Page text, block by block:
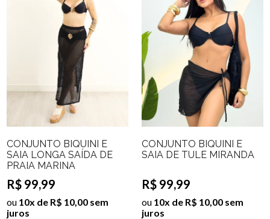
CONJUNTO BIQUINI E
SAIA LONGA SAÍDA DE
PRAIA MARINA
R$ 99,99
ou 10x de R$ 10,00 sem
juros
CONJUNTO BIQUINI E
SAIA DE TULE MIRANDA
R$ 99,99
ou 10x de R$ 10,00 sem
juros